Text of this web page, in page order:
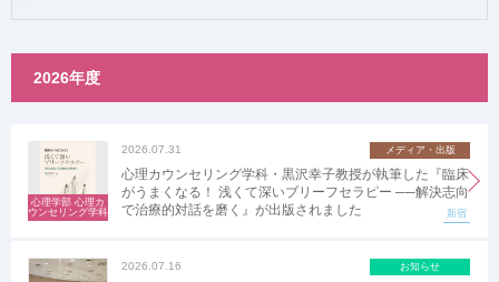
2026年度
2026.07.31 メディア・出版
心理カウンセリング学科・黒沢幸子教授が執筆した『臨床
がうまくなる！ 浅くて深いブリーフセラピー ──解決志向
で治療的対話を磨く』が出版されました
新宿
心理学部 心理カ
ウンセリング学科
2026.07.16 お知らせ